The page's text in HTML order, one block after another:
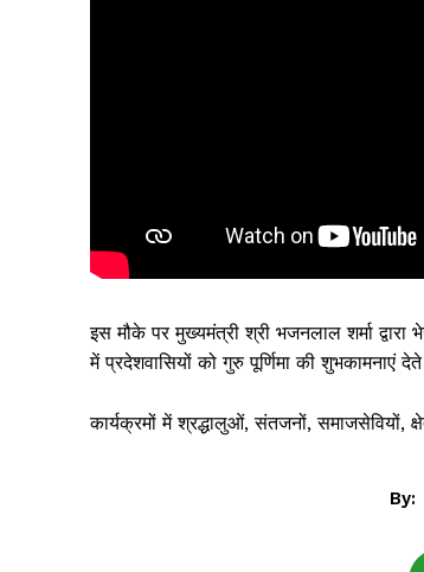
इस मौके पर मुख्यमंत्री श्री भजनलाल शर्मा
में प्रदेशवासियों को गुरु पूर्णिमा की शुभकामनाएं
कार्यक्रमों में श्रद्धालुओं, संतजनों, समाजसेवियों,
By: